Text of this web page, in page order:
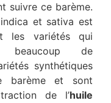
suivre ce barème.
et sativa est
les variétés qui
beaucoup de
synthétiques
barème et sont
de l’huile